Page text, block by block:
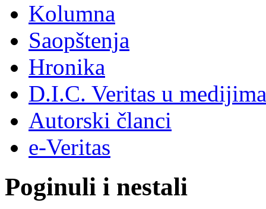
Kolumna
Saopštenja
Hronika
D.I.C. Veritas u medijima
Autorski članci
e-Veritas
Poginuli i nestali